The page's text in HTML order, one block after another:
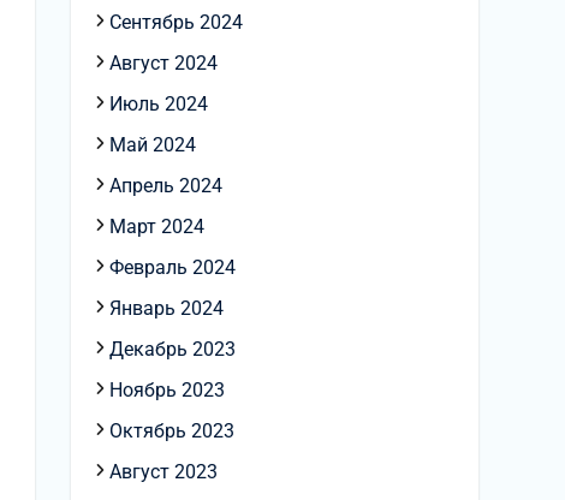
Сентябрь 2024
Август 2024
Июль 2024
Май 2024
Апрель 2024
Март 2024
Февраль 2024
Январь 2024
Декабрь 2023
Ноябрь 2023
Октябрь 2023
Август 2023